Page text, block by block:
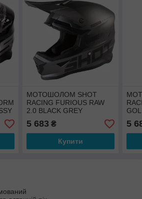
МОТОШОЛОМ SHOT
RACING FURIOUS RAW
2.0 BLACK GREY
GUNMETAL MATT
5 683 ₴
Купити
5